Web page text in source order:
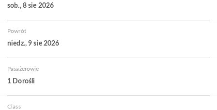
sob., 8 sie 2026
Powrót
niedz., 9 sie 2026
Pasażerowie
1 Dorośli
Class